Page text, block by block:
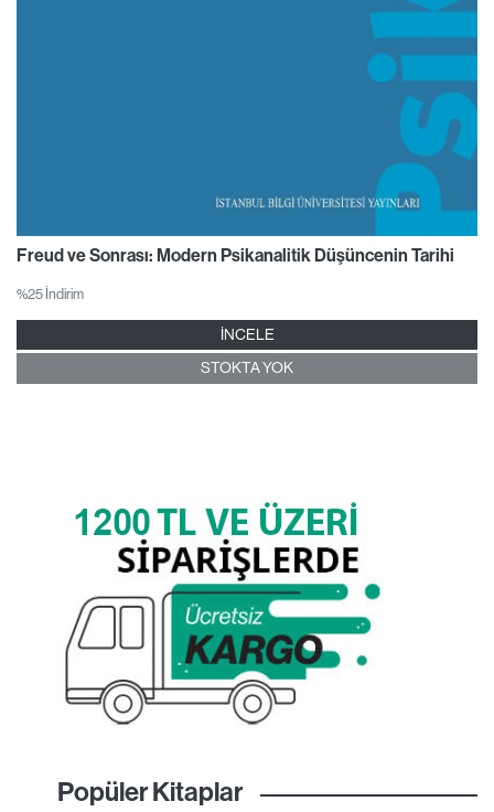
Freud ve Sonrası: Modern Psikanalitik Düşüncenin Tarihi
%25 İndirim
İNCELE
STOKTA YOK
Popüler Kitaplar